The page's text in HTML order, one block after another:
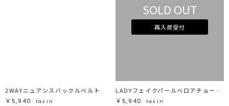
2WAYニュアンスバックルベルト
￥5,940
tax in
SOLD OUT
再入荷受付
LADYフェイクパールベロアチョーカー
￥5,940
tax in